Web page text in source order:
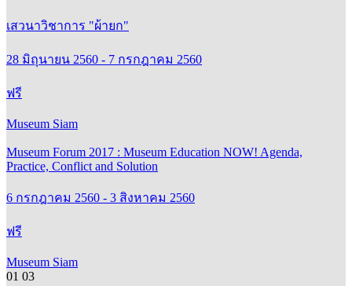
เสวนาวิชาการ "ผ้ายก"
28 มิถุนายน 2560 - 7 กรกฎาคม 2560
ฟรี
Museum Siam
Museum Forum 2017 : Museum Education NOW! Agenda,
Practice, Conflict and Solution
6 กรกฎาคม 2560 - 3 สิงหาคม 2560
ฟรี
Museum Siam
01 03